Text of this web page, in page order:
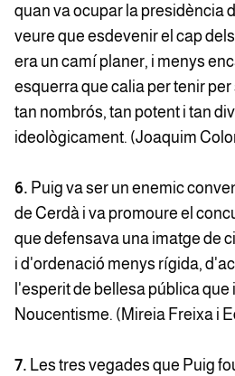
quan va ocupar la presidència
veure que esdevenir el cap
era un camí planer, i menys
esquerra que calia per tenir
tan nombrós, tan potent i tan
ideològicament. (Joaquim
6. Puig va ser un enemic
de Cerdà i va promoure el
que defensava una imatge de
i d'ordenació menys rígida,
l'esperit de bellesa pública que
Noucentisme. (Mireia Freixa i
7. Les tres vegades que Puig